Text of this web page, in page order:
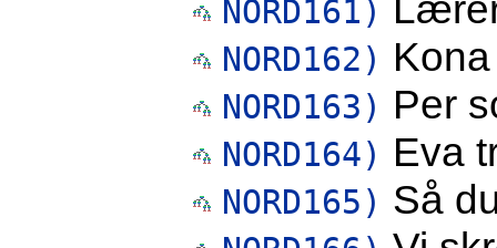
NORD161)
NORD162)
NORD163) Per
NORD164) Eva
NORD165) Så